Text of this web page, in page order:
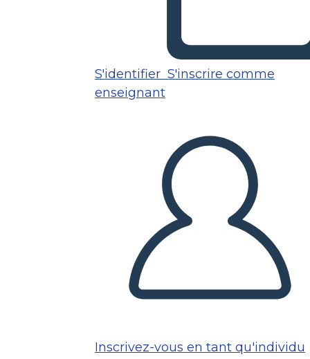
S'identifier S'inscrire comme
enseignant
Inscrivez-vous en tant qu'individu